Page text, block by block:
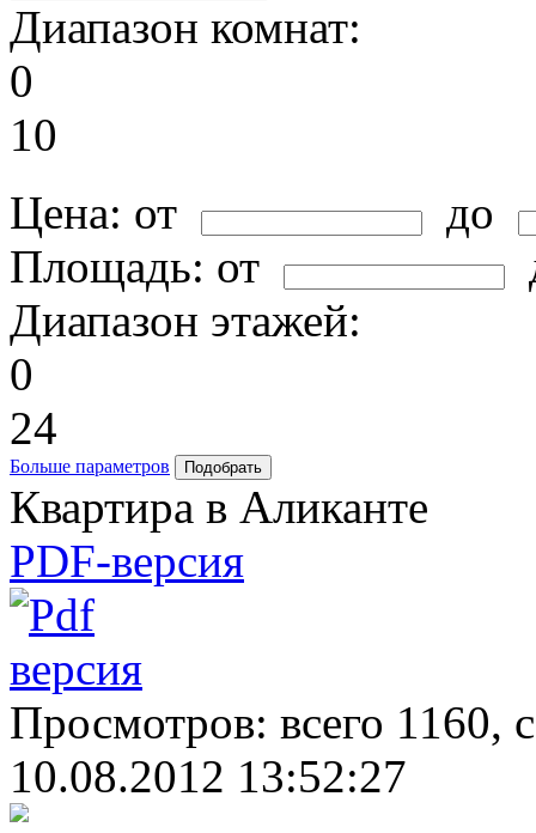
Диапазон комнат:
0
10
Цена: от
до
Площадь: от
Диапазон этажей:
0
24
Больше параметров
Квартира в Аликанте
PDF-версия
Просмотров: всего 1160,
10.08.2012 13:52:27